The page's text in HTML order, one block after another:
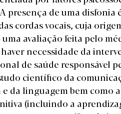
presença de uma disfonia
cordas vocais, cuja
avaliação feita pelo
necessidade da
de saúde responsável
científico da
da linguagem bem como
(incluindo a